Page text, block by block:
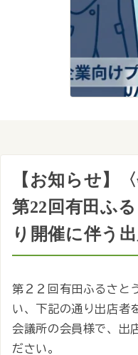
【お知らせ】
第22回有田ふ
り開催に伴う
第２２回有田ふるさと
い、下記の通り出店者
会議所の会員様で、出
ださい。